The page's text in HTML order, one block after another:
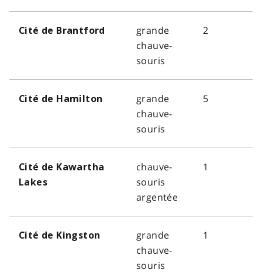
Cité de Brantford
grande
chauve-
souris
2
Cité de Hamilton
grande
chauve-
souris
5
Cité de Kawartha
Lakes
chauve-
souris
argentée
1
Cité de Kingston
grande
chauve-
souris
1